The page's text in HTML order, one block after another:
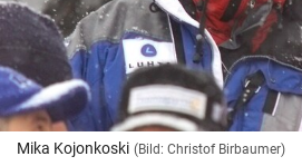
© Krone Multimedia GmbH & Co KG
Muthgasse 2, 1190 Wien
Mika Kojonkoski (Bild: Christof Birbaumer)